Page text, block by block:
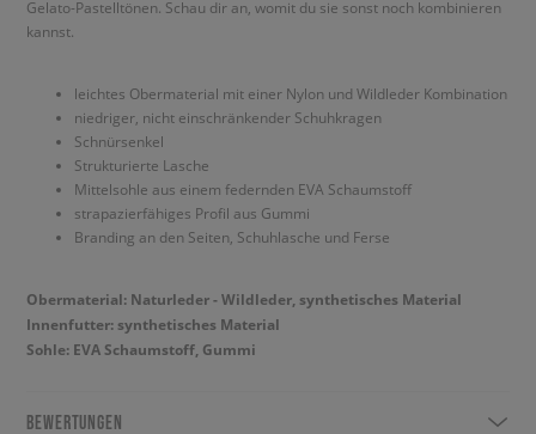
Gelato-Pastelltönen. Schau dir an, womit du sie sonst noch kombinieren
kannst.
leichtes Obermaterial mit einer Nylon und Wildleder Kombination
niedriger, nicht einschränkender Schuhkragen
Schnürsenkel
Strukturierte Lasche
Mittelsohle aus einem federnden EVA Schaumstoff
strapazierfähiges Profil aus Gummi
Branding an den Seiten, Schuhlasche und Ferse
Obermaterial: Naturleder - Wildleder, synthetisches Material
Innenfutter: synthetisches Material
Sohle: EVA Schaumstoff, Gummi
BEWERTUNGEN